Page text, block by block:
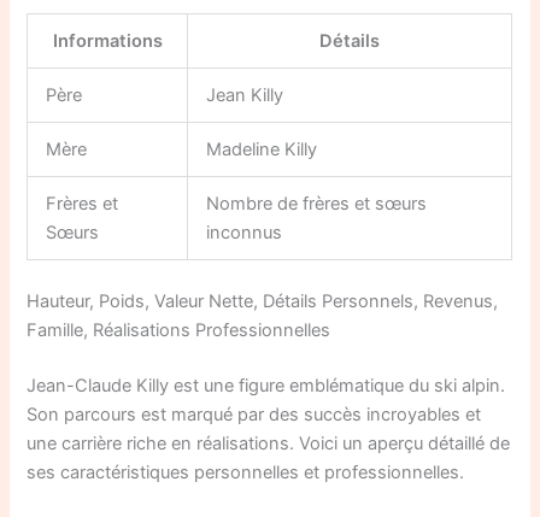
Informations Détails
Père Jean Killy
Mère Madeline Killy
Frères et
Sœurs
Nombre de frères et sœurs
inconnus
Hauteur, Poids, Valeur Nette, Détails Personnels, Revenus,
Famille, Réalisations Professionnelles
Jean-Claude Killy est une figure emblématique du ski alpin.
Son parcours est marqué par des succès incroyables et
une carrière riche en réalisations. Voici un aperçu détaillé de
ses caractéristiques personnelles et professionnelles.